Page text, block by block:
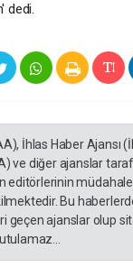
dedi.
İhlas Haber Ajansı
ve diğer ajanslar
editörlerinin
Bu
geçen ajanslar olup